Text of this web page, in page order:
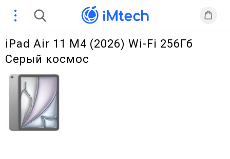
iPad Air 11 M4 (2026) Wi-Fi 256Гб
Серый космос